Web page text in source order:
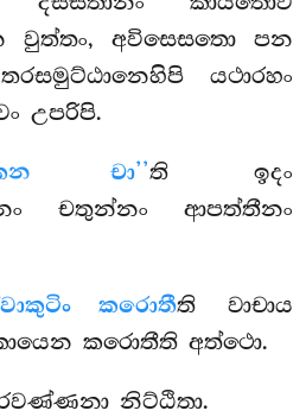
වුත්තං, අවිසෙසතො පන
යථාරහං
උපරිපි.
චා’’ති ඉදං
චතුන්නං ආපත්තීනං
කුටිං කරොතීති වාචාය
කරොතීති අත්ථො.
නිට්ඨිතා.